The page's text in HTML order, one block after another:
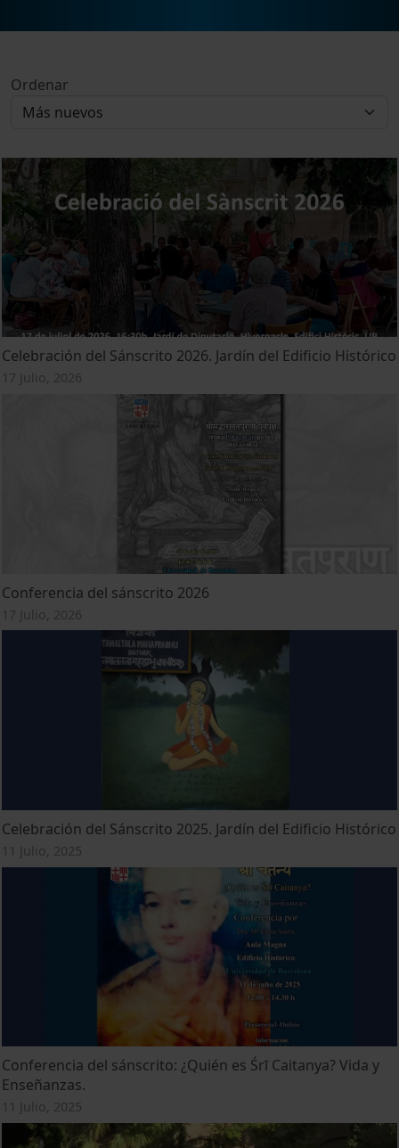
Ordenar
Celebración del Sánscrito 2026. Jardín del Edificio Histórico
17 Julio, 2026
Conferencia del sánscrito 2026
17 Julio, 2026
Celebración del Sánscrito 2025. Jardín del Edificio Histórico
11 Julio, 2025
Conferencia del sánscrito: ¿Quién es Śrī Caitanya? Vida y
Enseñanzas.
11 Julio, 2025